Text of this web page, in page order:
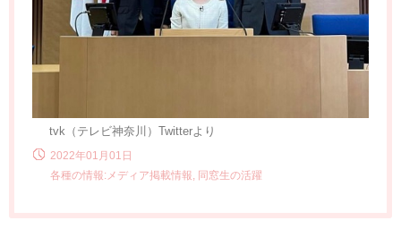
tvk（テレビ神奈川）Twitterより
2022年01月01日
各種の情報:メディア掲載情報, 同窓生の活躍